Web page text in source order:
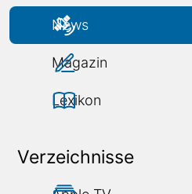
News
Magazin
Lexikon
Verzeichnisse